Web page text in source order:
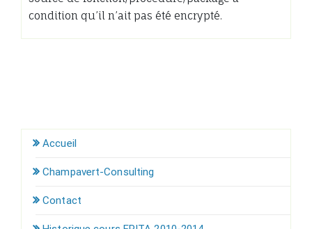
condition qu’il n’ait pas été encrypté.
Accueil
Champavert-Consulting
Contact